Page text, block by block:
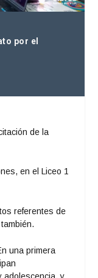
por el
de la
en el Liceo 1
referentes de
una primera